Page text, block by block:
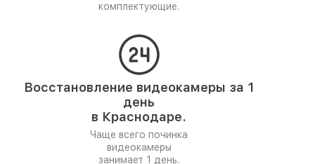
комплектующие.
Восстановление видеокамеры за 1
день
в Краснодаре.
Чаще всего починка
видеокамеры
занимает 1 день.